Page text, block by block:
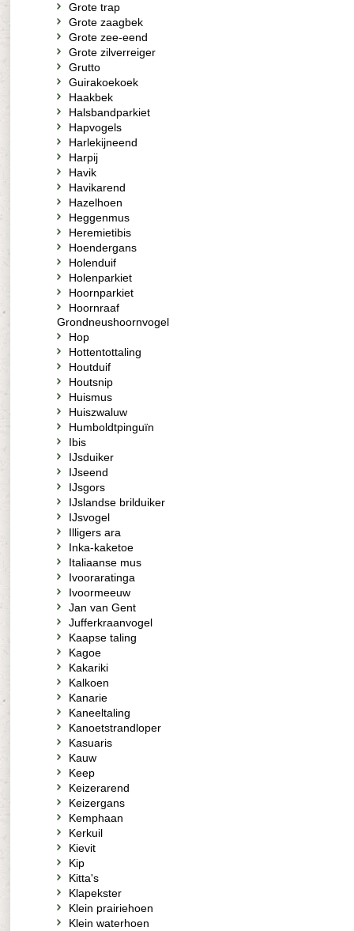
Grote trap
Grote zaagbek
Grote zee-eend
Grote zilverreiger
Grutto
Guirakoekoek
Haakbek
Halsbandparkiet
Hapvogels
Harlekijneend
Harpij
Havik
Havikarend
Hazelhoen
Heggenmus
Heremietibis
Hoendergans
Holenduif
Holenparkiet
Hoornparkiet
Hoornraaf
Grondneushoornvogel
Hop
Hottentottaling
Houtduif
Houtsnip
Huismus
Huiszwaluw
Humboldtpinguïn
Ibis
IJsduiker
IJseend
IJsgors
IJslandse brilduiker
IJsvogel
Illigers ara
Inka-kaketoe
Italiaanse mus
Ivooraratinga
Ivoormeeuw
Jan van Gent
Jufferkraanvogel
Kaapse taling
Kagoe
Kakariki
Kalkoen
Kanarie
Kaneeltaling
Kanoetstrandloper
Kasuaris
Kauw
Keep
Keizerarend
Keizergans
Kemphaan
Kerkuil
Kievit
Kip
Kitta's
Klapekster
Klein prairiehoen
Klein waterhoen